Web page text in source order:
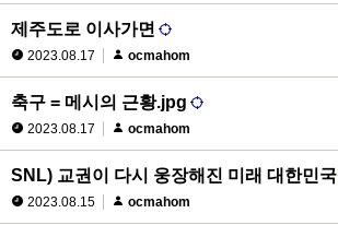
제주도로 이사가면
2023.08.17 ocmahom
축구 = 메시의 근황.jpg
2023.08.17 ocmahom
SNL) 교권이 다시 웅장해진 미래 대한민국
2023.08.15 ocmahom